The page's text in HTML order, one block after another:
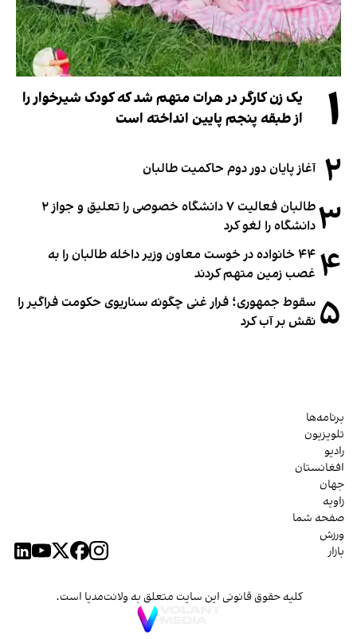
۱
یک زن کارگر در هرات متهم شد که کودک شیرخوار را
از طبقه پنجم پایین انداخته است
۲ آغاز پایان دور دوم حاکمیت طالبان
۳
طالبان فعالیت ۷ دانشگاه خصوصی را تعلیق و جواز ۲
دانشگاه را لغو کرد
۴
۴۴ خانواده در خوست معاون وزیر داخله طالبان را به
غصب زمین متهم کردند
۵ سقوط جمهوری؛ فرار غنی چگونه سناریوی حکومت فراگیر را
نقش بر آب کرد
برنامه‌ها
تلویزیون
رادیو
افغانستان
جهان
زاویه
صفحه شما
ورزش
بازار
کلیه حقوق قانونی این سایت متعلق به ولانت‌مدیا است.